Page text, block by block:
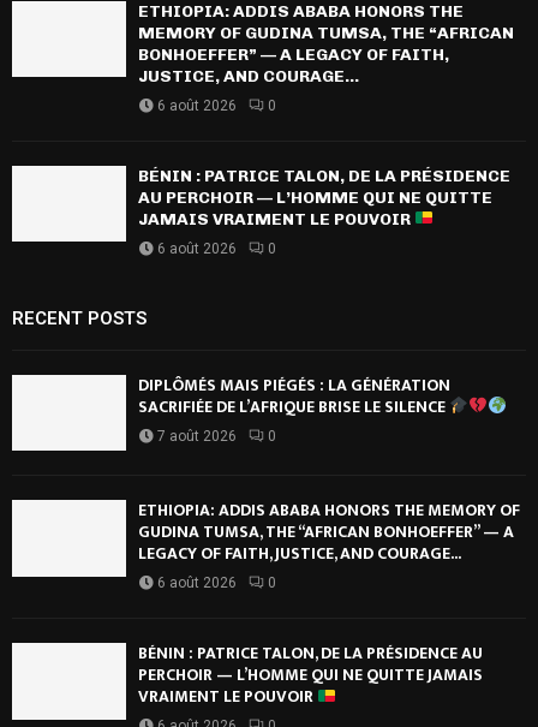
ETHIOPIA: ADDIS ABABA HONORS THE
MEMORY OF GUDINA TUMSA, THE “AFRICAN
BONHOEFFER” — A LEGACY OF FAITH,
JUSTICE, AND COURAGE...
6 août 2026 0
BÉNIN : PATRICE TALON, DE LA PRÉSIDENCE
AU PERCHOIR — L’HOMME QUI NE QUITTE
JAMAIS VRAIMENT LE POUVOIR
6 août 2026 0
RECENT POSTS
DIPLÔMÉS MAIS PIÉGÉS : LA GÉNÉRATION
SACRIFIÉE DE L’AFRIQUE BRISE LE SILENCE
7 août 2026 0
ETHIOPIA: ADDIS ABABA HONORS THE MEMORY OF
GUDINA TUMSA, THE “AFRICAN BONHOEFFER” — A
LEGACY OF FAITH, JUSTICE, AND COURAGE...
6 août 2026 0
BÉNIN : PATRICE TALON, DE LA PRÉSIDENCE AU
PERCHOIR — L’HOMME QUI NE QUITTE JAMAIS
VRAIMENT LE POUVOIR